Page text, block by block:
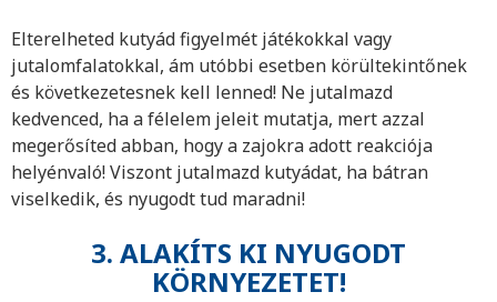
Elterelheted kutyád figyelmét játékokkal vagy
jutalomfalatokkal, ám utóbbi esetben körültekintőnek
és következetesnek kell lenned! Ne jutalmazd
kedvenced, ha a félelem jeleit mutatja, mert azzal
megerősíted abban, hogy a zajokra adott reakciója
helyénvaló! Viszont jutalmazd kutyádat, ha bátran
viselkedik, és nyugodt tud maradni!
3. ALAKÍTS KI NYUGODT
KÖRNYEZETET!